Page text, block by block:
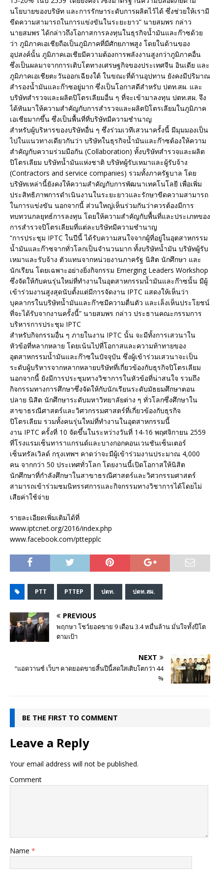
นโยบายของบริษัท และการรักษาระดับการผลิตไว้ได้ ซึ่งช่วยให้เรามี
ขีดความสามารถในการแข่งขันในระยะยาว” นายสมพร กล่าว
นายสมพร ได้กล่าวถึงโอกาสการลงทุนในธุรกิจน้ำมันและก๊าซด้วย
ว่า ภูมิภาคเอเชียถือเป็นภูมิภาคที่มีศักยภาพสูง โดยในด้านของ
อุปสงค์นั้น ภูมิภาคเอเชียมีความต้องการพลังงานสูงกว่าภูมิภาคอื่น
ซึ่งเป็นผลมาจากการเติบโตทางเศรษฐกิจของประเทศจีน อินเดีย และ
ภูมิภาคเอเชียตะวันออกเฉียงใต้ ในขณะที่ด้านอุปทาน ยังคงมีปริมาณ
สำรองน้ำมันและก๊าซอยู่มาก ซึ่งเป็นโอกาสดีสำหรับ ปตท.สผ. และ
บริษัทสำรวจและผลิตปิโตรเลียมอื่น ๆ ที่จะเข้ามาลงทุน ปตท.สผ. จึง
ได้หันมาให้ความสำคัญกับการสำรวจและผลิตปิโตรเลียมในภูมิภาค
เอเชียมากขึ้น ซึ่งเป็นพื้นที่ที่บริษัทมีความชำนาญ
สำหรับผู้บริหารของบริษัทอื่น ๆ ซึ่งร่วมเวทีเสวนาครั้งนี้ มีมุมมองเป็น
ไปในแนวทางเดียวกันว่า บริษัทในธุรกิจน้ำมันและก๊าซต้องให้ความ
สำคัญกับความร่วมมือกัน (Collaboration) ทั้งบริษัทสำรวจและผลิต
ปิโตรเลียม บริษัทน้ำมันแห่งชาติ บริษัทผู้รับเหมาและผู้รับจ้าง
(Contractors and service companies) รวมทั้งภาครัฐบาล โดย
บริษัทเหล่านี้ยังคงให้ความสำคัญกับการพัฒนาเทคโนโลยี เพื่อเพิ่ม
ประสิทธิภาพการดำเนินงานในระยะยาวและรักษาขีดความสามารถ
ในการแข่งขัน นอกจากนี้ ส่วนใหญ่เห็นร่วมกันว่าควรต้องมีการ
ทบทวนกลยุทธ์การลงทุน โดยให้ความสำคัญกับพื้นที่และประเภทของ
การสำรวจปิโตรเลียมที่แต่ละบริษัทมีความชำนาญ
“การประชุม IPTC ในปีนี้ ได้รับความสนใจจากผู้ที่อยู่ในอุตสาหกรรม
น้ำมันและก๊าซจากทั่วโลกเป็นจำนวนมาก ทั้งบริษัทน้ำมัน บริษัทผู้รับ
เหมาและรับจ้าง ตัวแทนจากหน่วยงานภาครัฐ นิสิต นักศึกษา และ
นักเรียน โดยเฉพาะอย่างยิ่งกิจกรรม Emerging Leaders Workshop
ซึ่งจัดให้กับคนรุ่นใหม่ที่ทำงานในอุตสาหกรรมน้ำมันและก๊าซนั้น มีผู้
เข้าร่วมงานสูงสุดนับตั้งแต่มีการจัดงาน IPTC แสดงให้เห็นว่า
บุคลากรในบริษัทน้ำมันและก๊าซมีความตื่นตัว และเล็งเห็นประโยชน์
ที่จะได้รับจากงานครั้งนี้” นายสมพร กล่าว ประธานคณะกรรมการ
บริหารการประชุม IPTC
สำหรับกิจกรรมอื่น ๆ ภายในงาน IPTC นั้น จะมีทั้งการเสวนาใน
หัวข้อที่หลากหลาย โดยเน้นไปที่โอกาสและความท้าทายของ
อุตสาหกรรมน้ำมันและก๊าซในปัจจุบัน ซึ่งผู้เข้าร่วมเสวนาจะเป็น
ระดับผู้บริหารจากหลากหลายบริษัทที่เกี่ยวข้องกับธุรกิจปิโตรเลียม
นอกจากนี้ ยังมีการประชุมทางวิชาการในหัวข้อที่น่าสนใจ รวมถึง
กิจกรรมทางการศึกษาซึ่งจัดให้กับนักเรียนระดับมัธยมศึกษาตอน
ปลาย นิสิต นักศึกษาระดับมหาวิทยาลัยต่าง ๆ ทั่วโลกซึ่งศึกษาใน
สาขาธรณีศาสตร์และวิศวกรรมศาสตร์ที่เกี่ยวข้องกับธุรกิจ
ปิโตรเลียม รวมทั้งคนรุ่นใหม่ที่ทำงานในอุตสาหกรรมนี้
งาน IPTC ครั้งที่ 10 จัดขึ้นในระหว่างวันที่ 14-16 พฤศจิกายน 2559
ที่โรงแรมเซ็นทาราแกรนด์และบางกอกคอนเวนชันเซ็นเตอร์
เซ็นทรัลเวิลด์ กรุงเทพฯ คาดว่าจะมีผู้เข้าร่วมงานประมาณ 4,000
คน จากกว่า 50 ประเทศทั่วโลก โดยงานนี้เปิดโอกาสให้นิสิต
นักศึกษาที่กำลังศึกษาในสาขาธรณีศาสตร์และวิศวกรรมศาสตร์
สามารถเข้าร่วมชมนิทรรศการและกิจกรรมทางวิชาการได้โดยไม่
เสียค่าใช้จ่าย
รายละเอียดเพิ่มเติมได้ที่
www.iptcnet.org/2016/index.php
www.facebook.com/pttepplc
PTT PTTEP ปตท. ปตท.สผ.
PREVIOUS
พฤกษา โชว์ยอดขาย 9 เดือน 3.4 หมื่นล้าน มั่นใจทั้งปีโต
ตามเป้า
NEXT
“แอดวานซ์ เว็บฯ คาดยอดขายสิ้นปีนี้สดใสเติบโตกว่า 44
%
BE THE FIRST TO COMMENT
Leave a Reply
Your email address will not be published.
Comment
Name *